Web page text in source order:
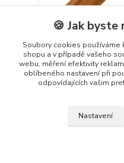
Silikonový vodič SiF
Silikonové SiF vodiče
bezhalogenové a
olejům a chemikáliím.
16,90 Kč/m
13,97 Kčbez DPH
🍪 Jak byste
Soubory cookies používáme
shopu a v případě vašeho
webu, měření efektivity
oblíbeného nastavení při
odpovídajících vašim
Nastavení